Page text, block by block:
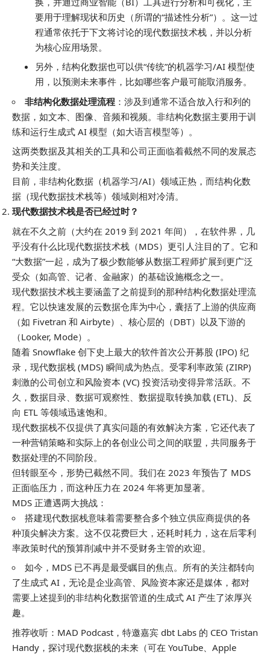
要用于理解现状和历史（所谓的“描述性分析”）。这一过
程通常依托于下文将讨论的现代数据技术栈，并以分析
为核心应用场景。
另外，结构化数据也可以供“传统”的机器学习/AI 模型使
用，以预测未来事件，比如哪些客户最可能取消服务。
非结构化数据处理流程 ：涉及到通常不适合放入行和列的
数据，如文本、图像、音频和视频。非结构化数据主要用于训
练和运行生成式 AI 模型（如大语言模型等）。
这两类数据及其相关的工具和公司正面临着截然不同的发展态
势和关注度。
目前，非结构化数据（机器学习/AI）领域正热，而结构化数
据（现代数据技术栈等）领域则相对冷清。
现代数据技术栈是否已经过时？
就在不久之前（大约在 2019 到 2021 年间），在软件界，几
乎没有什么比现代数据技术栈（MDS）更引人注目的了。它和
“大数据”一起，成为了极少数能够从数据工程师扩展到更广泛
受众（如高管、记者、金融家）的基础设施概念之一。
现代数据技术栈主要涵盖了之前提到的那种结构化数据处理流
程。它以快速发展的云数据仓库为中心，囊括了上游的供应商
（如 Fivetran 和 Airbyte）、核心层的（DBT）以及下游的
（Looker, Mode）。
随着 Snowflake 创下史上最大的软件首次公开募股 (IPO) 纪
录，现代数据栈 (MDS) 瞬间成为热点。受零利率政策 (ZIRP)
刺激的公司创立和风险资本 (VC) 投资活动变得异常活跃。不
久，数据目录、数据可观察性、数据提取转换加载 (ETL)、反
向 ETL 等领域迅速饱和。
现代数据栈不仅提供了真实问题的有效解决方案，它还代表了
一种营销策略和实际上的各创业公司之间的联盟，共同服务于
数据处理的不同阶段。
但转眼至今，形势已截然不同。我们在 2023 年预告了 MDS
正面临压力，而这种压力在 2024 年将更加显著。
MDS 正遭遇两大挑战：
搭建现代数据栈意味着需要整合多个独立供应商提供的各
种顶尖解决方案。这不仅花费巨大，还耗时耗力，这在后零利
率政策时代的预算削减中并不受财务主管的欢迎。
如今，MDS 已不再是最受瞩目的焦点。所有的关注都转向
了生成式 AI，无论是企业高管、风险资本家还是媒体，都对
需要上述提到的非结构化数据管道的生成式 AI 产生了浓厚兴
趣。
推荐收听：MAD Podcast，特邀嘉宾 dbt Labs 的 CEO Tristan
Handy，探讨现代数据栈的未来（可在 YouTube、Apple